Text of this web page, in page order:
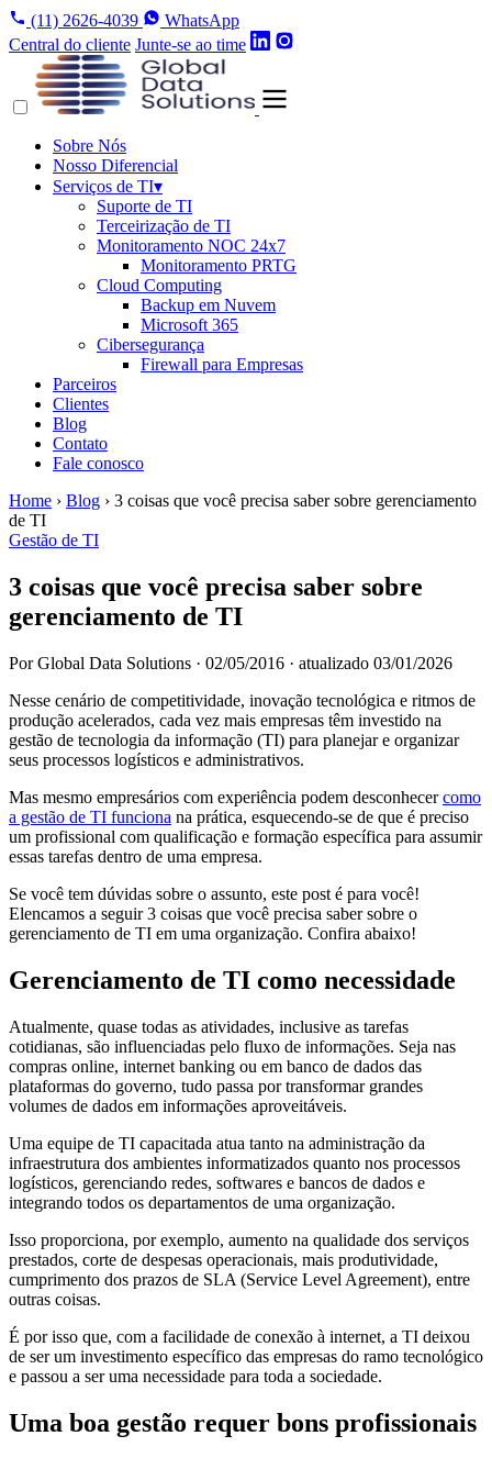
(11) 2626-4039
WhatsApp
Central do cliente Junte-se ao time
Sobre Nós
Nosso Diferencial
Serviços de TI▾
Suporte de TI
Terceirização de TI
Monitoramento NOC 24x7
Monitoramento PRTG
Cloud Computing
Backup em Nuvem
Microsoft 365
Cibersegurança
Firewall para Empresas
Parceiros
Clientes
Blog
Contato
Fale conosco
Home › Blog › 3 coisas que você precisa saber sobre gerenciamento
de TI
Gestão de TI
3 coisas que você precisa saber sobre
gerenciamento de TI
Por Global Data Solutions · 02/05/2016 · atualizado 03/01/2026
Nesse cenário de competitividade, inovação tecnológica e ritmos de
produção acelerados, cada vez mais empresas têm investido na
gestão de tecnologia da informação (TI) para planejar e organizar
seus processos logísticos e administrativos.
Mas mesmo empresários com experiência podem desconhecercomo
a gestão de TI funciona na prática, esquecendo-se de que é preciso
um profissional com qualificação e formação específica para assumir
essas tarefas dentro de uma empresa.
Se você tem dúvidas sobre o assunto, este post é para você!
Elencamos a seguir 3 coisas que você precisa saber sobre o
gerenciamento de TI em uma organização. Confira abaixo!
Gerenciamento de TI como necessidade
Atualmente, quase todas as atividades, inclusive as tarefas
cotidianas, são influenciadas pelo fluxo de informações. Seja nas
compras online, internet banking ou em banco de dados das
plataformas do governo, tudo passa por transformar grandes
volumes de dados em informações aproveitáveis.
Uma equipe de TI capacitada atua tanto na administração da
infraestrutura dos ambientes informatizados quanto nos processos
logísticos, gerenciando redes, softwares e bancos de dados e
integrando todos os departamentos de uma organização.
Isso proporciona, por exemplo, aumento na qualidade dos serviços
prestados, corte de despesas operacionais, mais produtividade,
cumprimento dos prazos de SLA (Service Level Agreement), entre
outras coisas.
É por isso que, com a facilidade de conexão à internet, a TI deixou
de ser um investimento específico das empresas do ramo tecnológico
e passou a ser uma necessidade para toda a sociedade.
Uma boa gestão requer bons profissionais